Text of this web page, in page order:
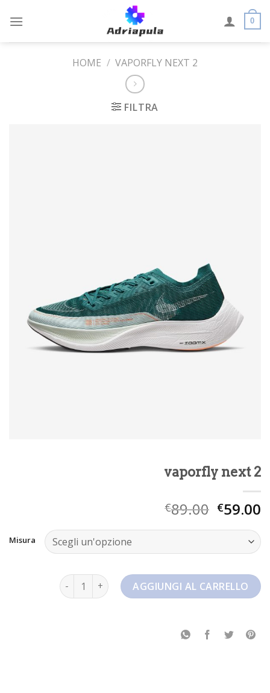
0
HOME / VAPORFLY NEXT 2
FILTRA
vaporfly next 2
€89.00 €59.00
Misura
vaporfly next 2 quantitàAGGIUNGI AL CARRELLO